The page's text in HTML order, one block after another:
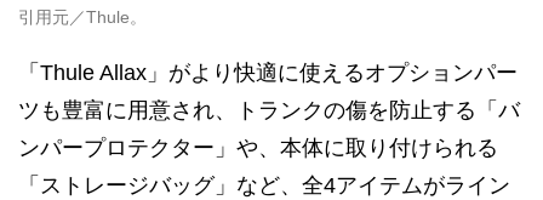
引用元／Thule。
「Thule Allax」がより快適に使えるオプションパー
ツも豊富に用意され、トランクの傷を防止する「バ
ンパープロテクター」や、本体に取り付けられる
「ストレージバッグ」など、全4アイテムがライン